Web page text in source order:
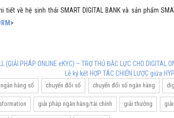
tiết về hệ sinh thái SMART DIGITAL BANK và sản phẩm
>
(GIẢI PHÁP ONLINE eKYC) – TRỢ THỦ ĐẮC LỰC CHO DIGITAL
Lễ ký kết HỢP TÁC CHIẾN LƯỢC giữa
hàng số chuyển đổi số chuyển đổi số ngân hàng
giải pháp ngân hàng/tài chính giải thưởng